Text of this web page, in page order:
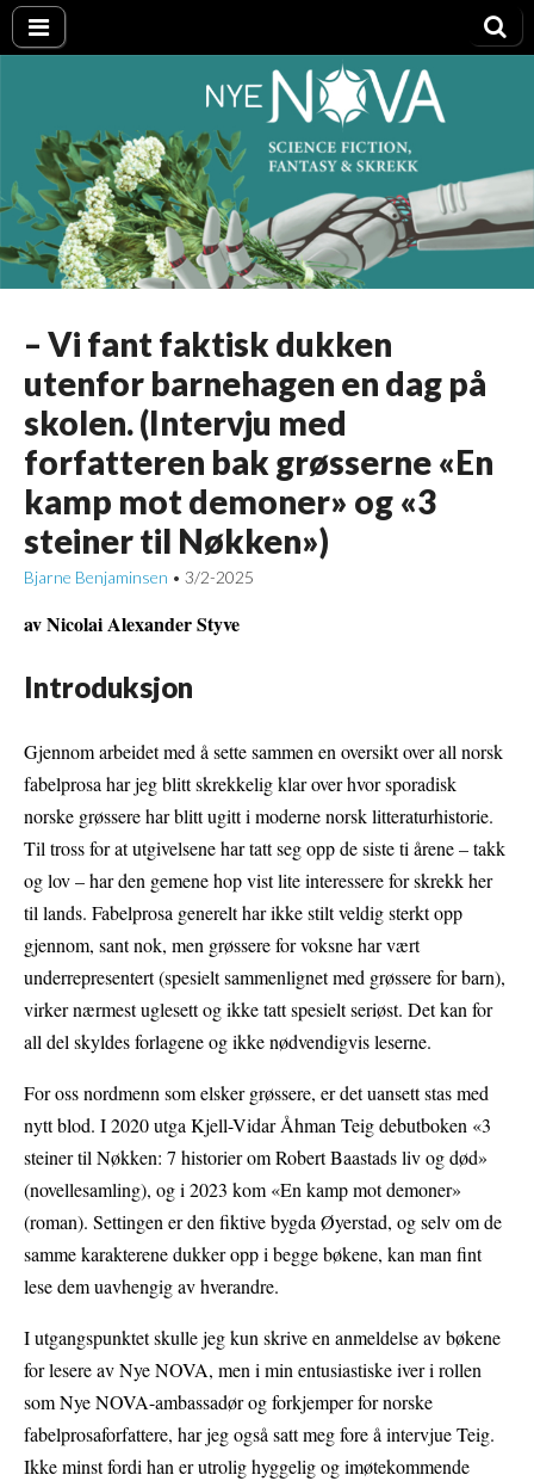
Nye NOVA
– Vi fant faktisk dukken
utenfor barnehagen en dag på
skolen. (Intervju med
forfatteren bak grøsserne «En
kamp mot demoner» og «3
steiner til Nøkken»)
Bjarne Benjaminsen • 3/2-2025
av Nicolai Alexander Styve
Introduksjon
Gjennom arbeidet med å sette sammen en oversikt over all norsk
fabelprosa har jeg blitt skrekkelig klar over hvor sporadisk
norske grøssere har blitt ugitt i moderne norsk litteraturhistorie.
Til tross for at utgivelsene har tatt seg opp de siste ti årene – takk
og lov – har den gemene hop vist lite interessere for skrekk her
til lands. Fabelprosa generelt har ikke stilt veldig sterkt opp
gjennom, sant nok, men grøssere for voksne har vært
underrepresentert (spesielt sammenlignet med grøssere for barn),
virker nærmest uglesett og ikke tatt spesielt seriøst. Det kan for
all del skyldes forlagene og ikke nødvendigvis leserne.
For oss nordmenn som elsker grøssere, er det uansett stas med
nytt blod. I 2020 utga Kjell-Vidar Åhman Teig debutboken «3
steiner til Nøkken: 7 historier om Robert Baastads liv og død»
(novellesamling), og i 2023 kom «En kamp mot demoner»
(roman). Settingen er den fiktive bygda Øyerstad, og selv om de
samme karakterene dukker opp i begge bøkene, kan man fint
lese dem uavhengig av hverandre.
I utgangspunktet skulle jeg kun skrive en anmeldelse av bøkene
for lesere av Nye NOVA, men i min entusiastiske iver i rollen
som Nye NOVA-ambassadør og forkjemper for norske
fabelprosaforfattere, har jeg også satt meg fore å intervjue Teig.
Ikke minst fordi han er utrolig hyggelig og imøtekommende